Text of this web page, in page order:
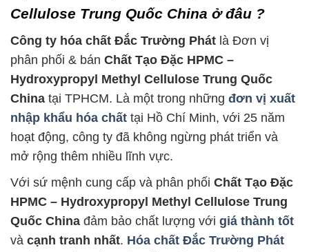
Cellulose Trung Quốc China ở đâu ?
Công ty hóa chất Đắc Trường Phát là Đơn vị
phân phối & bán Chất Tạo Đặc HPMC –
Hydroxypropyl Methyl Cellulose Trung Quốc
China tại TPHCM. Là một trong những đơn vị xuất
nhập khẩu hóa chất tại Hồ Chí Minh, với 25 năm
hoạt động, công ty đã không ngừng phát triển và
mở rộng thêm nhiều lĩnh vực.
Với sứ mệnh cung cấp và phân phối Chất Tạo Đặc
HPMC – Hydroxypropyl Methyl Cellulose Trung
Quốc China đảm bảo chất lượng với giá thành tốt
và cạnh tranh nhất. Hóa chất Đắc Trường Phát